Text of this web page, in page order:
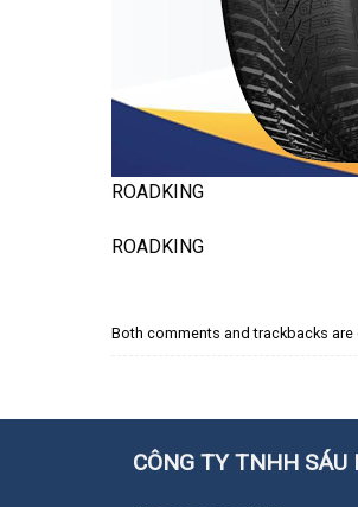
ROADKING
ROADKING
Both comments and trackbacks are
CÔNG TY TNHH SÁU